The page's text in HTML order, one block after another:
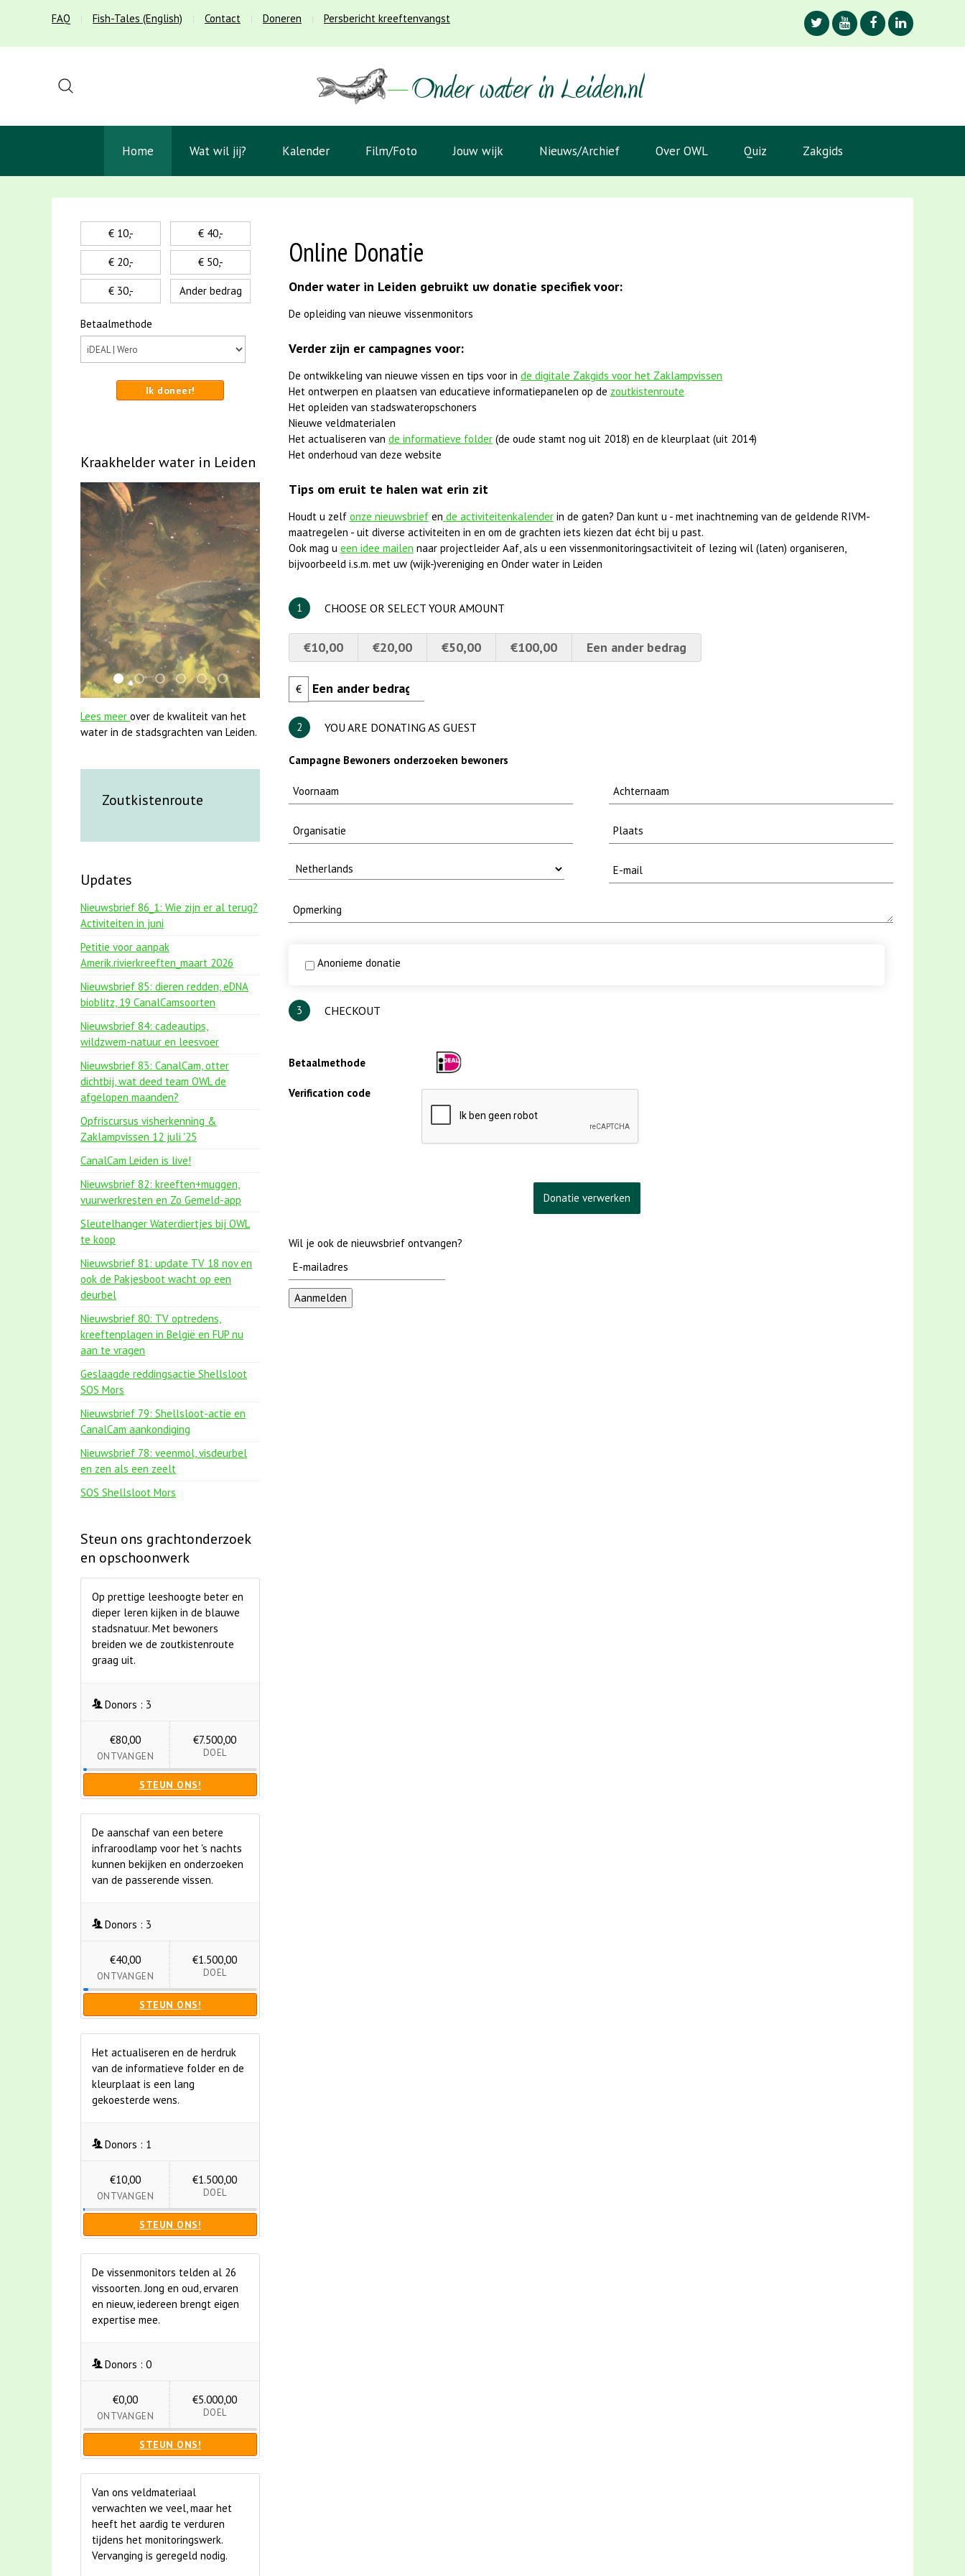
FAQ Fish-Tales (English) Contact Doneren Persbericht kreeftenvangst
Home Wat wil jij? Kalender Film/Foto Jouw wijk Nieuws/Archief Over OWL Quiz Zakgids
Online Donatie
Onder water in Leiden gebruikt uw donatie specifiek voor:
De opleiding van nieuwe vissenmonitors
Verder zijn er campagnes voor:
De ontwikkeling van nieuwe vissen en tips voor in de digitale Zakgids voor het Zaklampvissen
Het ontwerpen en plaatsen van educatieve informatiepanelen op de zoutkistenroute
Het opleiden van stadswateropschoners
Nieuwe veldmaterialen
Het actualiseren van de informatieve folder (de oude stamt nog uit 2018) en de kleurplaat (uit 2014)
Het onderhoud van deze website
Tips om eruit te halen wat erin zit
Houdt u zelf onze nieuwsbrief en de activiteitenkalender in de gaten? Dan kunt u - met inachtneming van de geldende RIVM-
maatregelen - uit diverse activiteiten in en om de grachten iets kiezen dat écht bij u past.
Ook mag u een idee mailen naar projectleider Aaf, als u een vissenmonitoringsactiviteit of lezing wil (laten) organiseren,
bijvoorbeeld i.s.m. met uw (wijk-)vereniging en Onder water in Leiden
1 CHOOSE OR SELECT YOUR AMOUNT
€10,00 €20,00 €50,00 €100,00 Een ander bedrag
€
2 YOU ARE DONATING AS GUEST
Campagne Bewoners onderzoeken bewoners
Anonieme donatie
3 CHECKOUT
Betaalmethode
Verification code
Wil je ook de nieuwsbrief ontvangen?
€ 10,-
€ 20,-
€ 30,-
€ 40,-
€ 50,-
Ander bedrag
Betaalmethode
Ik doneer!
Kraakhelder water in Leiden
jun2021 28 brasem en rietvoorns 4a verscherpt
karper met kattenklimtouw
jun2021 zaklv 5 snoekje MOOI
smoelenboek fifi en karper nieuwsbrief-
mei2021 watervogelmethode fuut met baars
mei2021 1 snoekje elly
Lees meer over de kwaliteit van het
water in de stadsgrachten van Leiden.
Zoutkistenroute
Updates
Nieuwsbrief 86_1: Wie zijn er al terug?
Activiteiten in juni
Petitie voor aanpak
Amerik.rivierkreeften_maart 2026
Nieuwsbrief 85: dieren redden, eDNA
bioblitz, 19 CanalCamsoorten
Nieuwsbrief 84: cadeautips,
wildzwem-natuur en leesvoer
Nieuwsbrief 83: CanalCam, otter
dichtbij, wat deed team OWL de
afgelopen maanden?
Opfriscursus visherkenning &
Zaklampvissen 12 juli '25
CanalCam Leiden is live!
Nieuwsbrief 82: kreeften+muggen,
vuurwerkresten en Zo Gemeld-app
Sleutelhanger Waterdiertjes bij OWL
te koop
Nieuwsbrief 81: update TV 18 nov en
ook de Pakjesboot wacht op een
deurbel
Nieuwsbrief 80: TV optredens,
kreeftenplagen in België en FUP nu
aan te vragen
Geslaagde reddingsactie Shellsloot
SOS Mors
Nieuwsbrief 79: Shellsloot-actie en
CanalCam aankondiging
Nieuwsbrief 78: veenmol, visdeurbel
en zen als een zeelt
SOS Shellsloot Mors
Steun ons grachtonderzoek
en opschoonwerk
Op prettige leeshoogte beter en
dieper leren kijken in de blauwe
stadsnatuur. Met bewoners
breiden we de zoutkistenroute
graag uit.
Donors : 3
€80,00
ONTVANGEN
€7.500,00
DOEL
STEUN ONS!
De aanschaf van een betere
infraroodlamp voor het 's nachts
kunnen bekijken en onderzoeken
van de passerende vissen.
Donors : 3
€40,00
ONTVANGEN
€1.500,00
DOEL
STEUN ONS!
Het actualiseren en de herdruk
van de informatieve folder en de
kleurplaat is een lang
gekoesterde wens.
Donors : 1
€10,00
ONTVANGEN
€1.500,00
DOEL
STEUN ONS!
De vissenmonitors telden al 26
vissoorten. Jong en oud, ervaren
en nieuw, iedereen brengt eigen
expertise mee.
Donors : 0
€0,00
ONTVANGEN
€5.000,00
DOEL
STEUN ONS!
Van ons veldmateriaal
verwachten we veel, maar het
heeft het aardig te verduren
tijdens het monitoringswerk.
Vervanging is geregeld nodig.